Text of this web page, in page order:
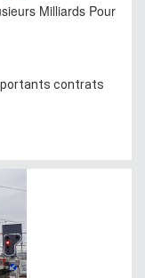
Milliards Pour
contrats